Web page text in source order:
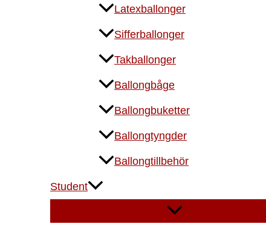
Latexballonger
Sifferballonger
Takballonger
Ballongbåge
Ballongbuketter
Ballongtyngder
Ballongtillbehör
Student